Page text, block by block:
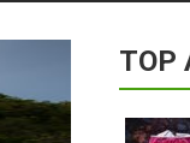
TOP